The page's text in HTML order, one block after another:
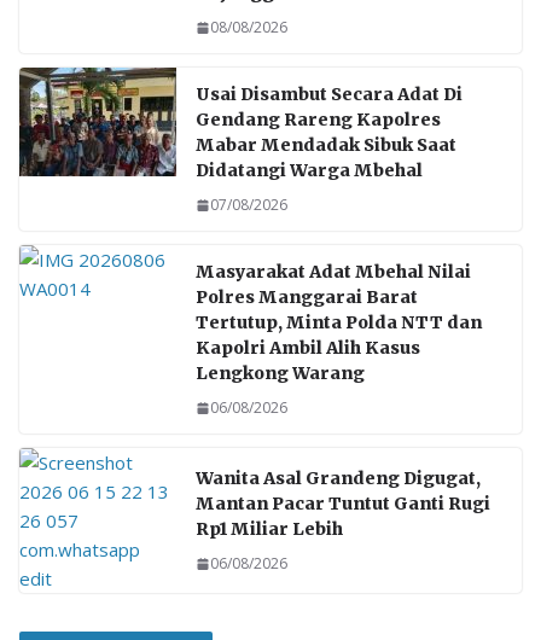
08/08/2026
Usai Disambut Secara Adat Di
Gendang Rareng Kapolres
Mabar Mendadak Sibuk Saat
Didatangi Warga Mbehal
07/08/2026
Masyarakat Adat Mbehal Nilai
Polres Manggarai Barat
Tertutup, Minta Polda NTT dan
Kapolri Ambil Alih Kasus
Lengkong Warang
06/08/2026
Wanita Asal Grandeng Digugat,
Mantan Pacar Tuntut Ganti Rugi
Rp1 Miliar Lebih
06/08/2026